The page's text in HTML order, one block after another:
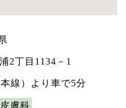
2丁目1134－1
線）より車で5分
皮膚科